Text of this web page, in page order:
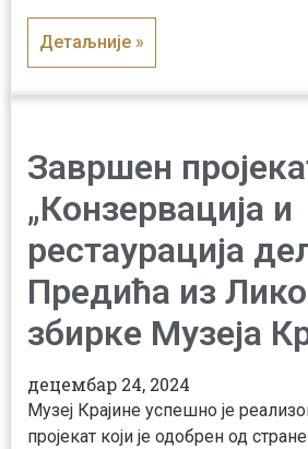
Детаљније »
Завршен
„Конзервација и
рестаурација
Предића из
збирке Музеја
децембар 24, 2024
Музеј Крајине успешно је
пројекат који је одобрен од